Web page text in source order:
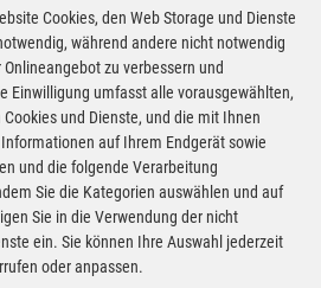
geöffnet
11.4 km* Route planen
30, 27419 Sittensen
geöffnet
12 km* Route planen
Nord , 27419 Sittensen
geöffnet
Cookies, den Web Storage und Dienste
während andere nicht notwendig
zu verbessern und
Einwilligung umfasst alle vorausgewählten,
und Dienste, und die mit Ihnen
auf Ihrem Endgerät sowie
und die folgende Verarbeitung
Sie die Kategorien auswählen und auf
Sie in die Verwendung der nicht
ein. Sie können Ihre Auswahl jederzeit
oder anpassen.